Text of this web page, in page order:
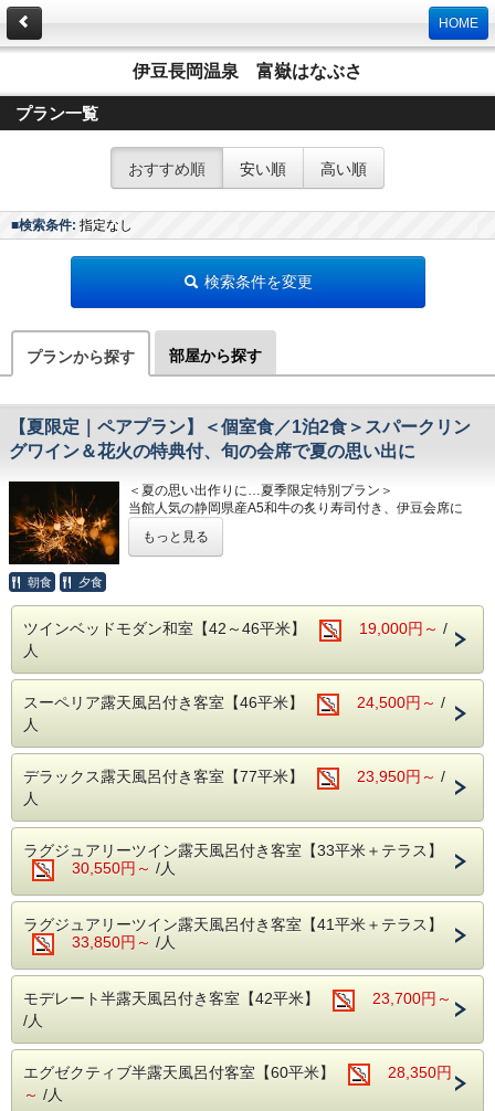
HOME
伊豆長岡温泉 富嶽はなぶさ
プラン一覧
おすすめ順 安い順 高い順
■検索条件: 指定なし
検索条件を変更
プランから探す 部屋から探す
【夏限定｜ペアプラン】＜個室食／1泊2食＞スパークリン
グワイン＆花火の特典付、旬の会席で夏の思い出に
＜夏の思い出作りに…夏季限定特別プラン＞
当館人気の静岡県産A5和牛の炙り寿司付き、伊豆会席に
【プラン特典】
※スマートフォンを設置できる三脚もお貸ししております。
以下に記載している「HANA Style」の項目をご覧くださ
い。
ぜひ当館をご利用ください。
●HANA Styleおすすめポイント
のご用意
・肌ざわりのよいバスタオルお一人様につき2枚ご用意
・SDGsに配慮したアメニティセット（女性用・男性用）
・フリードリンクタイムあり（2Fラウンジにて・セルフ
式）
・女性には彩浴衣の無料貸し出し
・貸切露天風呂3か所は、予約無しで自由にご利用頂けます
（24時～朝5時半はクローズ）
・お部屋は全て狩野川に面した、解放感溢れるお部屋。
メインは「静岡産A5和牛の炙り寿司」
地元のブランド和牛「しずおか和牛 頂上」を
当館の料理人が自らお客様の目の前で炙り鮨をお造りしま
もっと見る
朝食 夕食
ツインベッドモダン和室【42～46平米】 19,000円～ /
人
スーペリア露天風呂付き客室【46平米】 24,500円～ /
人
デラックス露天風呂付き客室【77平米】 23,950円～ /
人
ラグジュアリーツイン露天風呂付き客室【33平米＋テラス】
30,550円～ /人
ラグジュアリーツイン露天風呂付き客室【41平米＋テラス】
33,850円～ /人
モデレート半露天風呂付き客室【42平米】
23,700円～
/人
エグゼクティブ半露天風呂付客室【60平米】
28,350円
～ /人